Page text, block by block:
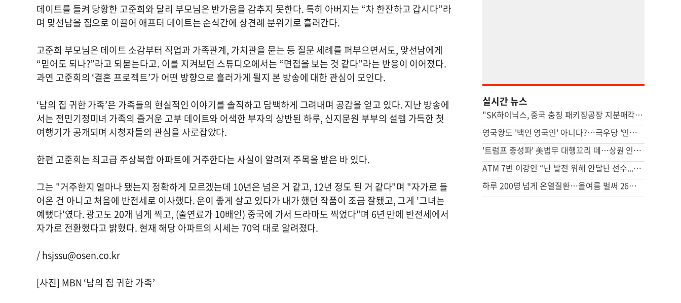
데이트를 들켜 당황한 고준희와 달리 부모님은 반가움을 감추지 못한다. 특히 아버지는 “차 한잔하고 갑시다”라
며 맞선남을 집으로 이끌어 애프터 데이트는 순식간에 상견례 분위기로 흘러간다.
고준희 부모님은 데이트 소감부터 직업과 가족관계, 가치관을 묻는 등 질문 세례를 퍼부으면서도, 맞선남에게
“믿어도 되나?”라고 되묻는다고. 이를 지켜보던 스튜디오에서는 “면접을 보는 것 같다”라는 반응이 이어졌다.
과연 고준희의 ‘결혼 프로젝트’가 어떤 방향으로 흘러가게 될지 본 방송에 대한 관심이 모인다.
‘남의 집 귀한 가족’은 가족들의 현실적인 이야기를 솔직하고 담백하게 그려내며 공감을 얻고 있다. 지난 방송에
서는 전민기정미녀 가족의 즐거운 고부 데이트와 어색한 부자의 상반된 하루, 신지문원 부부의 설렘 가득한 첫
여행기가 공개되며 시청자들의 관심을 사로잡았다.
한편 고준희는 최고급 주상복합 아파트에 거주한다는 사실이 알려져 주목을 받은 바 있다.
그는 "거주한지 얼마나 됐는지 정확하게 모르겠는데 10년은 넘은 거 같고, 12년 정도 된 거 같다"며 "자가로 들
어온 건 아니고 처음에 반전세로 이사했다. 운이 좋게 살고 있다가 내가 했던 작품이 조금 잘됐고, 그게 '그녀는
예뻤다'였다. 광고도 20개 넘게 찍고, (출연료가 10배인) 중국에 가서 드라마도 찍었다"며 6년 만에 반전세에서
자가로 전환했다고 밝혔다. 현재 해당 아파트의 시세는 70억 대로 알려졌다.
/hsjssu@osen.co.kr
[사진] MBN ‘남의 집 귀한 가족’
실시간 뉴스
"SK하이닉스, 중국 충칭 패키징공장 지분매각 등 검토"
영국왕도 '백인 영국인' 아니다?…극우당 '인종분류' 논란
'트럼프 충성파' 美법무 대행꼬리 떼…상원 인준 가까스로 가결
ATM 7번 이강인 “난 발전 위해 안달난 선수...120% 보여줄 것”
하루 200명 넘게 온열질환…올여름 벌써 26명 숨졌다